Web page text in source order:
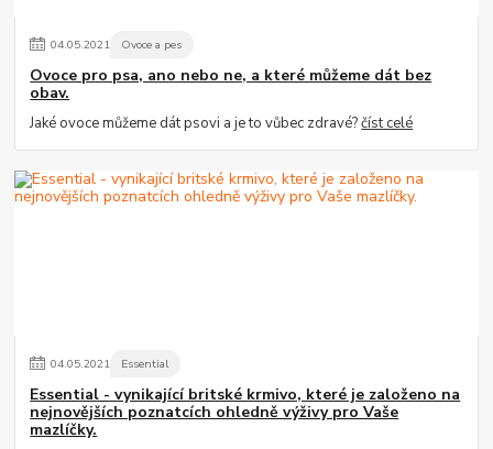
04.05.2021 Ovoce a pes
Ovoce pro psa, ano nebo ne, a které můžeme dát bez
obav.
Jaké ovoce můžeme dát psovi a je to vůbec zdravé?číst celé
04.05.2021 Essential
Essential - vynikající britské krmivo, které je založeno na
nejnovějších poznatcích ohledně výživy pro Vaše
mazlíčky.